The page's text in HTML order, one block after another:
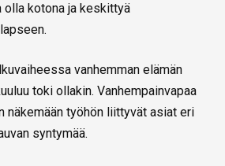
olla kotona ja keskittyä
vanhemman elämän
toki ollakin. Vanhempainvapaa
näkemään työhön liittyvät asiat eri
syntymää.